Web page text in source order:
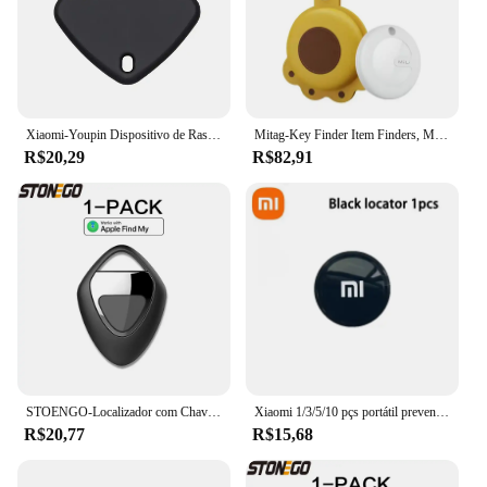
Xiaomi-Youpin Dispositivo de Rastreamento Inteligente, Anti Loss, Sem Fio, Bluetooth, Localizador de Teclas Móveis, Localizador para Apple, Android, Pet Finder
R$20,29
Mitag-Key Finder Item Finders, MFi Certified, Bluetooth, GPS, Gato, Dog Locator, Rastreador, Dispositivo Anti-Loss, Funciona com a Apple Find, Meu
R$82,91
STOENGO-Localizador com Chaves do Finder, Funciona com Apple Find My App, Rastreador para Chaves Perdidas, Bolsas, Carteiras, Bagagem, Apenas para IOS
R$20,77
Xiaomi 1/3/5/10 pçs portátil prevenção de perda bluetooth 4.0 rastreador crianças pet carteira chave localizador gps rastreador mini localizador inteligente
R$15,68